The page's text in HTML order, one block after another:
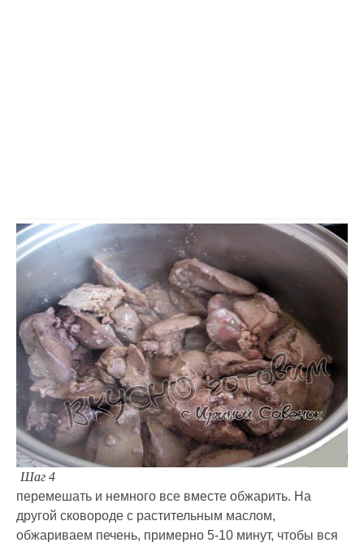
Шаг 4
перемешать и немного все вместе обжарить. На
другой сковороде с растительным маслом,
обжариваем печень, примерно 5-10 минут, чтобы вся